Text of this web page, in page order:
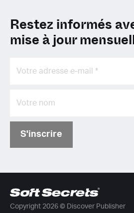
Restez informés
mise à jour
S'inscrire
Copyright 2026 © Discover Publisher